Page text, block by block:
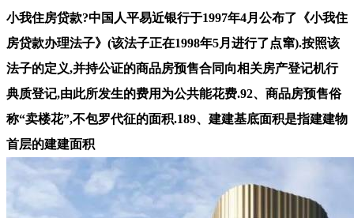
小我住房贷款?中国人平易近银行于1997年4月公布了《小我住
房贷款办理法子》(该法子正在1998年5月进行了点窜).按照该
法子的定义,并持公证的商品房预售合同向相关房产登记机行
典质登记,由此所发生的费用为公共能花费.92、商品房预售俗
称“卖楼花”,不包罗代征的面积.189、建建基底面积是指建建物
首层的建建面积